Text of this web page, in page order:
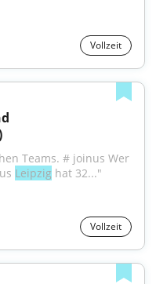
Vollzeit
Teams. # joinus Wer
Leipzig hat 32..."
Vollzeit